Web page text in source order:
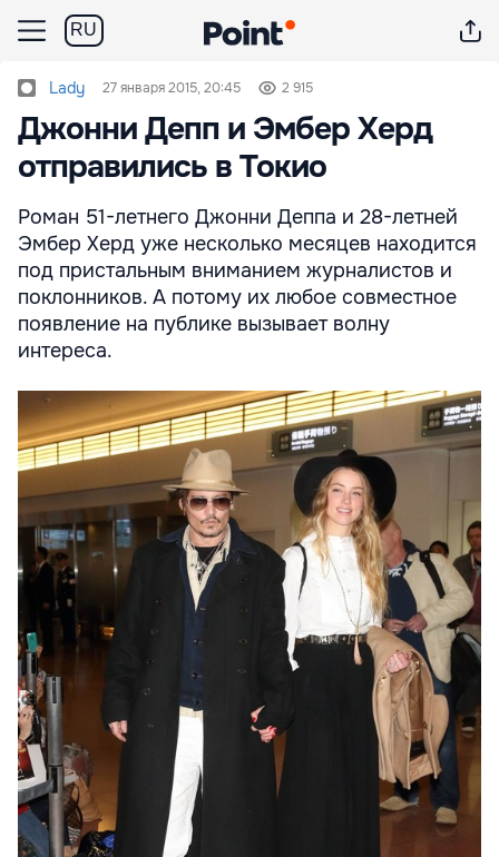
RU
Lady 27 января 2015, 20:45 2 915
Джонни Депп и Эмбер Херд
отправились в Токио
Роман 51-летнего Джонни Деппа и 28-летней
Эмбер Херд уже несколько месяцев находится
под пристальным вниманием журналистов и
поклонников. А потому их любое совместное
появление на публике вызывает волну
интереса.